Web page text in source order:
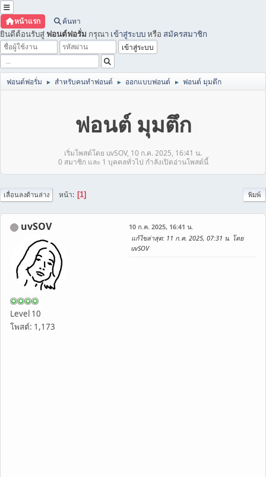
หน้าแรก ค้นหา
ยินดีต้อนรับสู่ ฟอนต์ฟอรั่ม กรุณา เข้าสู่ระบบหรือ สมัครสมาชิก
ฟอนต์ฟอรั่ม ► สำหรับคนทำฟอนต์ ► ออกแบบฟอนต์ ► ฟอนต์ มุมตึก
ฟอนต์ มุมตึก
เริ่มโพสต์โดย uvSOV, 10 ก.ค. 2025, 16:41 น.
0 สมาชิก และ 1 บุคคลทั่วไป กำลังเปิดอ่านโพสต์นี้
พิมพ์
เลื่อนลงด้านล่าง หน้า 1
uvSOV
Level 10
โพสต์: 1,173
10 ก.ค. 2025, 16:41 น.
แก้ไขล่าสุด: 11 ก.ค. 2025, 07:31 น. โดย
uvSOV